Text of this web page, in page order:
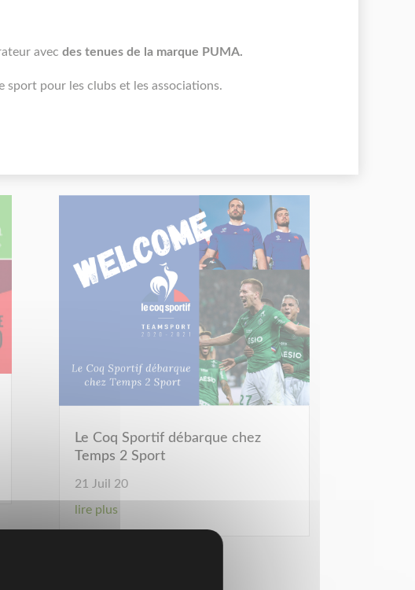
avec des tenues de la marque PUMA.
sport pour les clubs et les associations.
Le Coq Sportif débarque chez
Temps 2 Sport
21 Juil 20
lire plus